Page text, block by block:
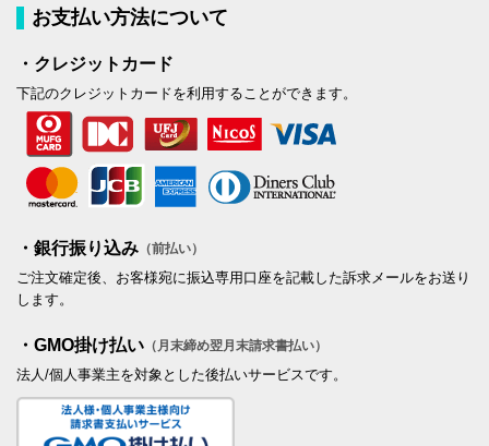
お支払い方法について
・クレジットカード
下記のクレジットカードを利用することができます。
・銀行振り込み （前払い）
ご注文確定後、お客様宛に振込専用口座を記載した訴求メールをお送り
します。
・GMO掛け払い （月末締め翌月末請求書払い）
法人/個人事業主を対象とした後払いサービスです。